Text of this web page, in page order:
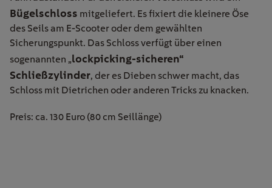
Bügelschloss mitgeliefert. Es fixiert die kleinere Öse
des Seils am E-Scooter oder dem gewählten
Sicherungspunkt. Das Schloss verfügt über einen
sogenannten „lockpicking-sicheren“
Schließzylinder, der es Dieben schwer macht, das
Schloss mit Dietrichen oder anderen Tricks zu knacken.
Preis: ca. 130 Euro (80 cm Seillänge)